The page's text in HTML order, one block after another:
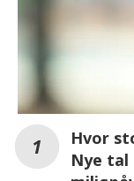
Hvor
Nye